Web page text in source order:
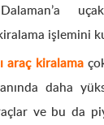
işlemini
araç kiralama
daha
ve bu da